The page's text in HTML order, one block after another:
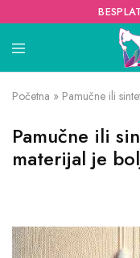
Početna » Pamučne ili
Pamučne ili
materijal je